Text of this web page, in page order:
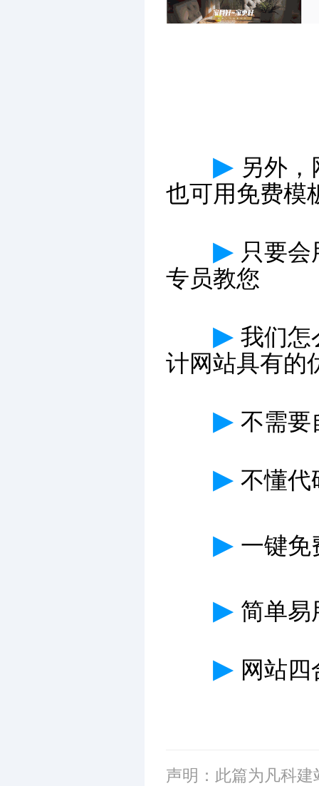
▶ 另外
也可用免费模
▶ 只要
专员教您
▶ 我们怎
计网站具有的
▶ 不需要
▶ 不懂代
▶ 一键免
▶ 简单易
▶ 网站四
声明：此篇为凡科